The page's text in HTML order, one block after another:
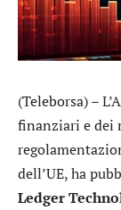
(Teleborsa) –
finanziari e dei
dell’UE, ha
Ledger